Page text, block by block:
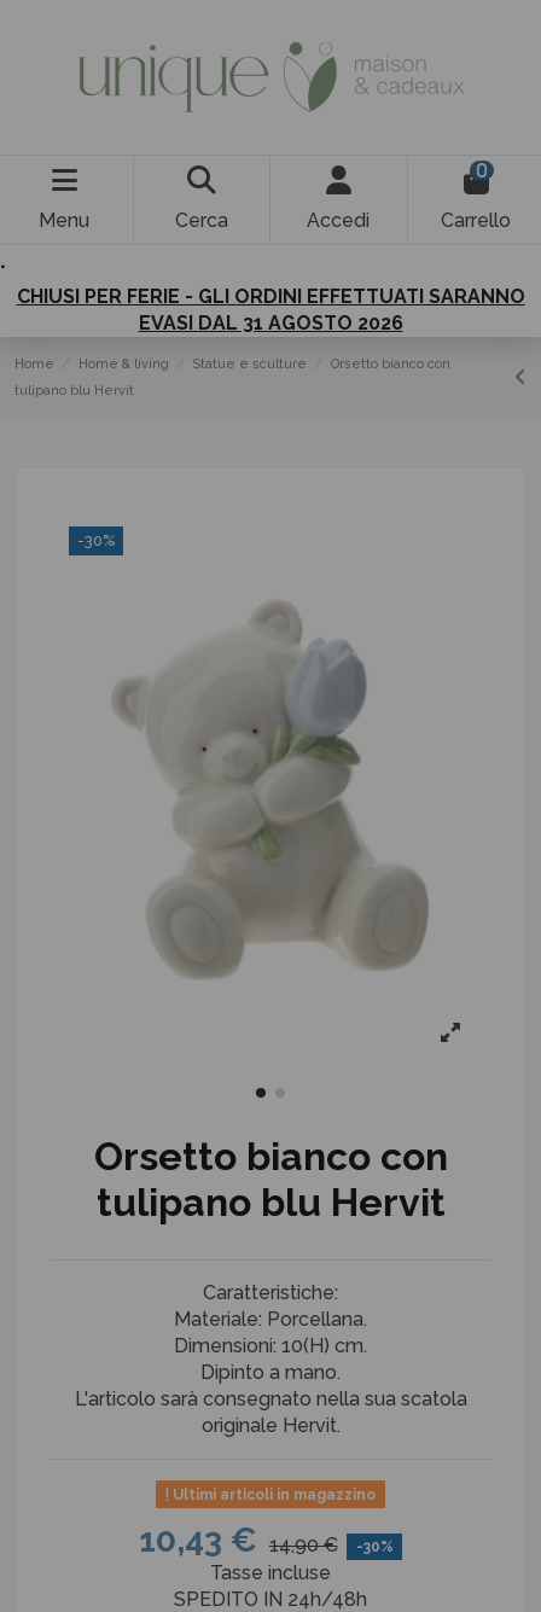
Menu Cerca Accedi
0
Carrello
.
CHIUSI PER FERIE - GLI ORDINI EFFETTUATI SARANNO
EVASI DAL 31 AGOSTO 2026
Home Home & living Statue e sculture
Orsetto bianco con
tulipano blu Hervit
-30%
Orsetto bianco con
tulipano blu Hervit
Caratteristiche:
Materiale: Porcellana.
Dimensioni: 10(H) cm.
Dipinto a mano.
L'articolo sarà consegnato nella sua scatola
originale Hervit.
Ultimi articoli in magazzino
10,43 € 14,90 € -30%
Tasse incluse
SPEDITO IN 24h/48h